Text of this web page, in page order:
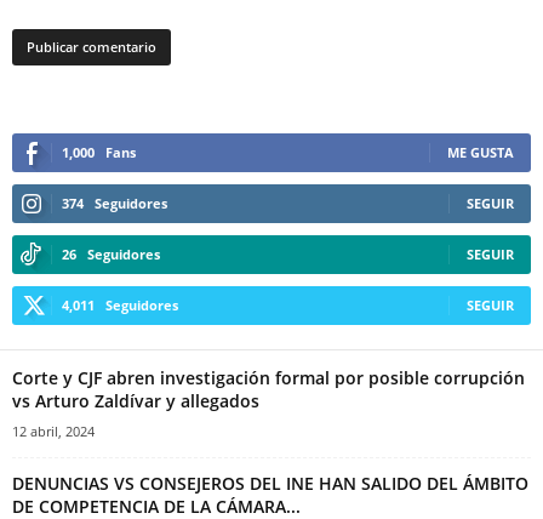
1,000 Fans ME GUSTA
374 Seguidores SEGUIR
26 Seguidores SEGUIR
4,011 Seguidores SEGUIR
Corte y CJF abren investigación formal por posible corrupción
vs Arturo Zaldívar y allegados
12 abril, 2024
DENUNCIAS VS CONSEJEROS DEL INE HAN SALIDO DEL ÁMBITO
DE COMPETENCIA DE LA CÁMARA...